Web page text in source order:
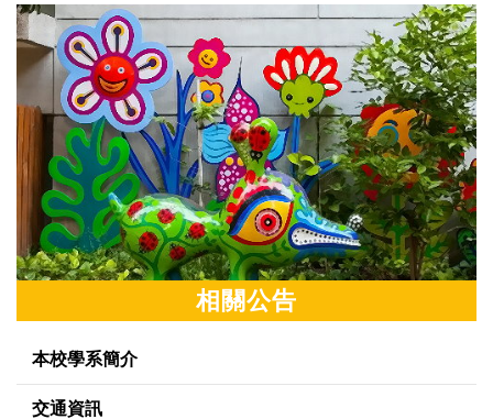
相關公告
本校學系簡介
交通資訊